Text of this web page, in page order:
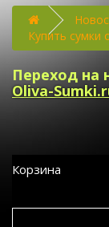
Купить сумки
Переход на
Oliva-
Корзина